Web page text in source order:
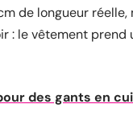
de longueur
: le vêtement
des gants en